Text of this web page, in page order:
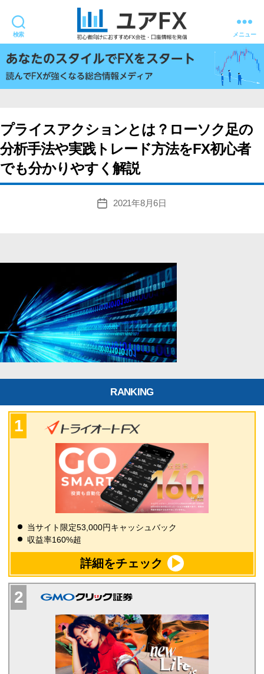
検索
ユ
ア
FX
メニュー
プライスアクションとは？ローソク足の
分析手法や実践トレード方法をFX初心者
でも分かりやすく解説
投
2021年8月6日
RANKING
当サイト限定53,000円キャッシュバック
収益率160%超
詳細をチェック